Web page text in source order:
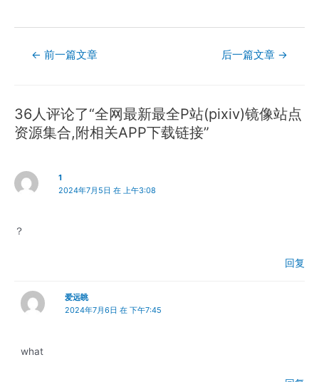
← 前一篇文章 后一篇文章 →
36人评论了“全网最新最全P站(pixiv)镜像站点
资源集合,附相关APP下载链接”
1
2024年7月5日 在 上午3:08
？
回复
爱远眺
2024年7月6日 在 下午7:45
what